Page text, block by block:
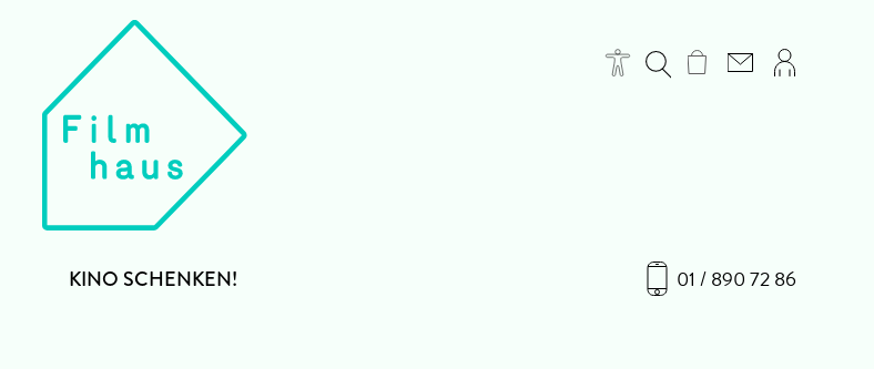
01 / 890 72 86
KINO SCHENKEN!